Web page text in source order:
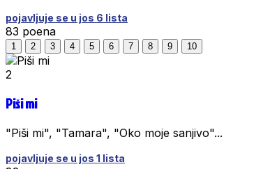
pojavljuje se u jos 6 lista
83 poena
1 2 3 4 5 6 7 8 9 10
2
Piši mi
"Piši mi", "Tamara", "Oko moje sanjivo"...
pojavljuje se u jos 1 lista